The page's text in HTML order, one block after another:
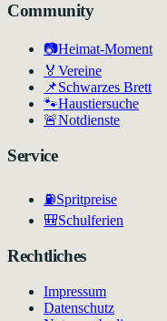
Community
📷Heimat-Moment
🏅 Vereine
📌Schwarzes Brett
🐾Haustiersuche
🚨Notdienste
Service
⛽Spritpreise
🎒Schulferien
Rechtliches
Impressum
Datenschutz